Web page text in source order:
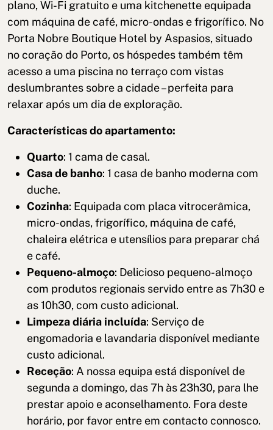
plano, Wi-Fi gratuito e uma kitchenette equipada
com máquina de café, micro-ondas e frigorífico. No
Porta Nobre Boutique Hotel by Aspasios, situado
no coração do Porto, os hóspedes também têm
acesso a uma piscina no terraço com vistas
deslumbrantes sobre a cidade – perfeita para
relaxar após um dia de exploração.
Características do apartamento:
Quarto: 1 cama de casal.
Casa de banho: 1 casa de banho moderna com
duche.
Cozinha: Equipada com placa vitrocerâmica,
micro-ondas, frigorífico, máquina de café,
chaleira elétrica e utensílios para preparar chá
e café.
Pequeno-almoço: Delicioso pequeno-almoço
com produtos regionais servido entre as 7h30 e
as 10h30, com custo adicional.
Limpeza diária incluída: Serviço de
engomadoria e lavandaria disponível mediante
custo adicional.
Receção: A nossa equipa está disponível de
segunda a domingo, das 7h às 23h30, para lhe
prestar apoio e aconselhamento. Fora deste
horário, por favor entre em contacto connosco.